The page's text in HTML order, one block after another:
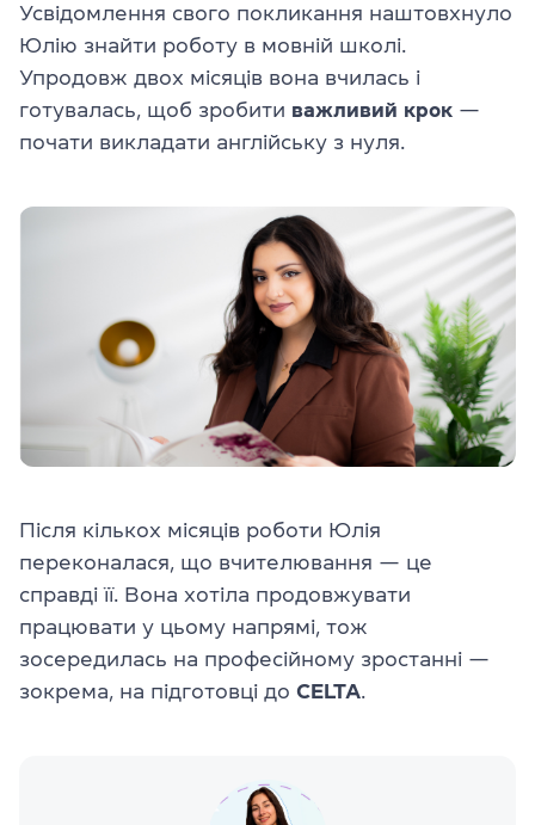
Усвідомлення свого покликання наштовхнуло
Юлію знайти роботу в мовній школі.
Упродовж двох місяців вона вчилась і
готувалась, щоб зробити важливий крок —
почати викладати англійську з нуля.
Після кількох місяців роботи Юлія
переконалася, що вчителювання — це
справді її. Вона хотіла продовжувати
працювати у цьому напрямі, тож
зосередилась на професійному зростанні —
зокрема, на підготовці до CELTA.